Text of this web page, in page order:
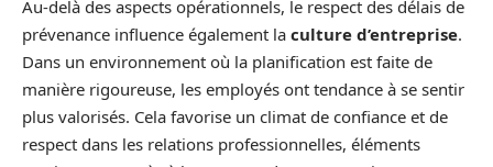
Au-delà des aspects opérationnels, le respect des délais de
prévenance influence également la culture d’entreprise.
Dans un environnement où la planification est faite de
manière rigoureuse, les employés ont tendance à se sentir
plus valorisés. Cela favorise un climat de confiance et de
respect dans les relations professionnelles, éléments